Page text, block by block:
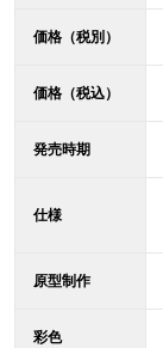
価格（税別）
価格（税込）
発売時期
仕様
原型制作
彩色